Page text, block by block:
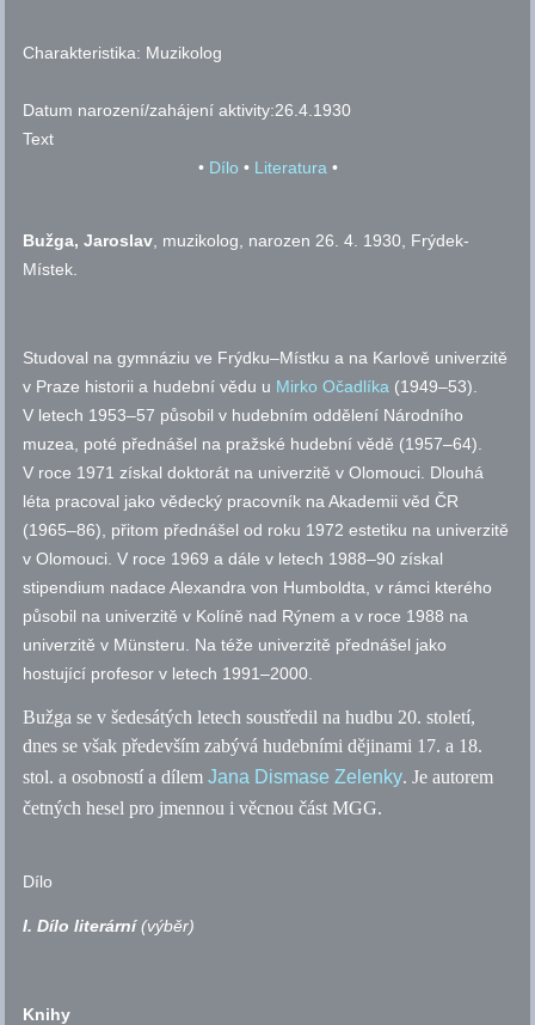
Charakteristika: Muzikolog
Datum narození/zahájení aktivity:26.4.1930
Text
• Dílo • Literatura•
Bužga, Jaroslav, muzikolog, narozen 26. 4. 1930, Frýdek-
Místek.
Studoval na gymnáziu ve Frýdku–Místku a na Karlově univerzitě
v Praze historii a hudební vědu u Mirko Očadlíka (1949–53).
V letech 1953–57 působil v hudebním oddělení Národního
muzea, poté přednášel na pražské hudební vědě (1957–64).
V roce 1971 získal doktorát na univerzitě v Olomouci. Dlouhá
léta pracoval jako vědecký pracovník na Akademii věd ČR
(1965–86), přitom přednášel od roku 1972 estetiku na univerzitě
v Olomouci. V roce 1969 a dále v letech 1988–90 získal
stipendium nadace Alexandra von Humboldta, v rámci kterého
působil na univerzitě v Kolíně nad Rýnem a v roce 1988 na
univerzitě v Münsteru. Na téže univerzitě přednášel jako
hostující profesor v letech 1991–2000.
Bužga se v šedesátých letech soustředil na hudbu 20. století,
dnes se však především zabývá hudebními dějinami 17. a 18.
stol. a osobností a dílemJana Dismase Zelenky. Je autorem
četných hesel pro jmennou i věcnou část MGG.
Dílo
I. Dílo literární (výběr)
Knihy